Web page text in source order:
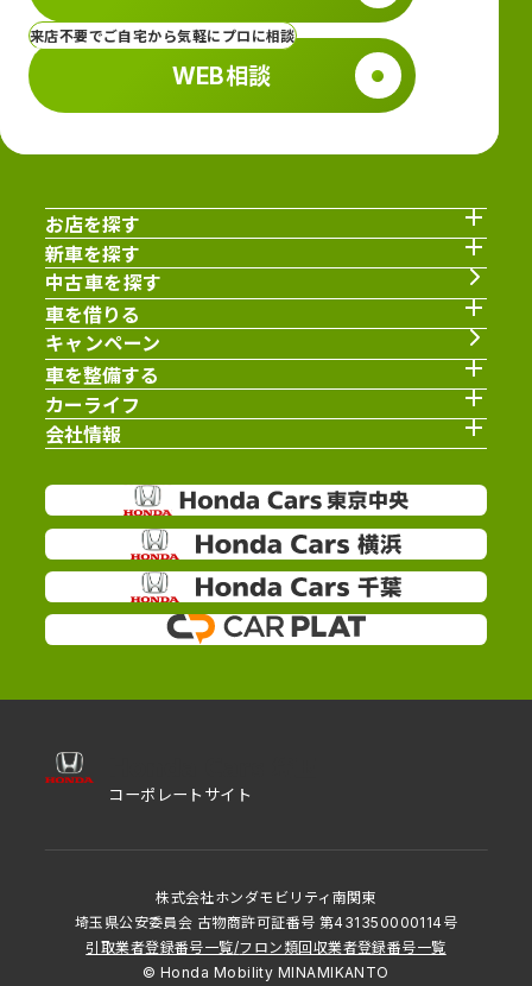
来店不要でご自宅から気軽にプロに相談
WEB相談
お店を探す
新車を探す
中古車を探す
車を借りる
キャンペーン
車を整備する
カーライフ
会社情報
コーポレートサイト
株式会社ホンダモビリティ南関東
埼玉県公安委員会 古物商許可証番号 第431350000114号
引取業者登録番号一覧/フロン類回収業者登録番号一覧
© Honda Mobility MINAMIKANTO